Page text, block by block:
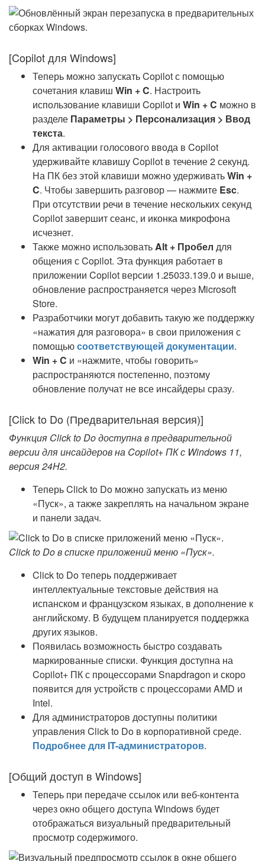
[Copilot для Windows]
Теперь можно запускать Copilot с помощью
сочетания клавиш Win + C. Настроить
использование клавиши Copilot и Win + C можно в
разделе Параметры > Персонализация > Ввод
текста.
Для активации голосового ввода в Copilot
удерживайте клавишу Copilot в течение 2 секунд.
На ПК без этой клавиши можно удерживатьWin +
C. Чтобы завершить разговор — нажмите Esc.
При отсутствии речи в течение нескольких секунд
Copilot завершит сеанс, и иконка микрофона
исчезнет.
Также можно использоватьAlt + Пробел для
общения с Copilot. Эта функция работает в
приложении Copilot версии 1.25033.139.0 и выше,
обновление распространяется через Microsoft
Store.
Разработчики могут добавить такую же поддержку
«нажатия для разговора» в свои приложения с
помощьюсоответствующей документации.
Win + C и «нажмите, чтобы говорить»
распространяются постепенно, поэтому
обновление получат не все инсайдеры сразу.
[Click to Do (Предварительная версия)]
Функция Click to Do доступна в предварительной
версии для инсайдеров на Copilot+ ПК с Windows 11,
версия 24H2.
Теперь Click to Do можно запускать из меню
«Пуск», а также закреплять на начальном экране
и панели задач.
Click to Do в списке приложений меню «Пуск».
Click to Do теперь поддерживает
интеллектуальные текстовые действия на
испанском и французском языках, в дополнение к
английскому. В будущем планируется поддержка
других языков.
Появилась возможность быстро создавать
маркированные списки. Функция доступна на
Copilot+ ПК с процессорами Snapdragon и скоро
появится для устройств с процессорами AMD и
Intel.
Для администраторов доступны политики
управления Click to Do в корпоративной среде.
Подробнее для IT-администраторов.
[Общий доступ в Windows]
Теперь при передаче ссылок или веб-контента
через окно общего доступа Windows будет
отображаться визуальный предварительный
просмотр содержимого.